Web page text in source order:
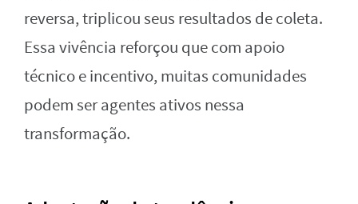
reversa, triplicou seus resultados de coleta.
Essa vivência reforçou que com apoio
técnico e incentivo, muitas comunidades
podem ser agentes ativos nessa
transformação.